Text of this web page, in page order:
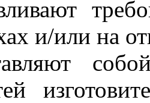
и/или на